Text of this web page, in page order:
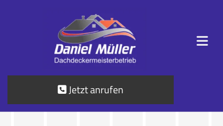
Jetzt anrufen